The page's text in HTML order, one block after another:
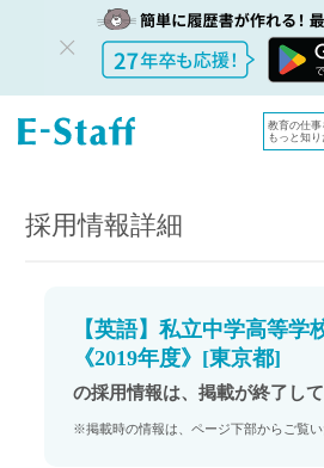
教育の仕事
もっと知り
教員採用情
報のイー・
採用情報
【英語】私立中学高等学校：非常勤講師《
採用情報詳細
【英語】私立中学高等学
《2019年度》[東京都]
の採用情報は、掲載が終了して
※掲載時の情報は、ページ下部からご覧い